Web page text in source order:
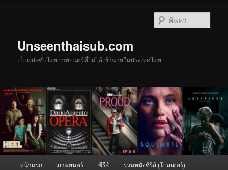
Unseenthaisub.com
เว็บแปลซับไทยภาพยนตร์ที่ไม่ได้เข้าฉายในประเทศไทย
หน้าแรก ภาพยนตร์ ซีรีส์ รวมหนังซีรีส์ (โปสเตอร์)